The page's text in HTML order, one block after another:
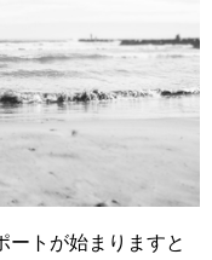
ートが始まりますと